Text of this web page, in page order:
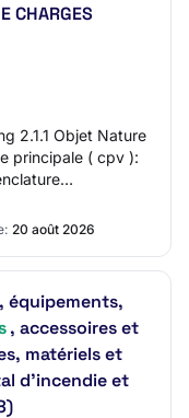
CHARGES
2.1.1 Objet Nature
principale ( cpv ):
20 août 2026
équipements,
, accessoires et
matériels et
d'incendie et